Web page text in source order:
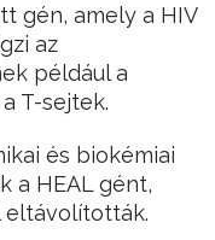
gén, amely a HIV
az
például a
T-sejtek.
és biokémiai
a HEAL gént,
eltávolították.